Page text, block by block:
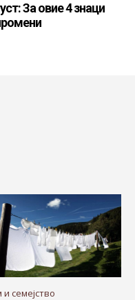
За овие 4 знаци
семејство